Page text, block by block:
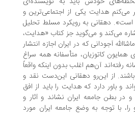
هدایت یکی از اجتماعی‌ترین و
به رویکرد مسلط تحلیل
و می‌گوید جز کتاب «هدایت،
که در ایران اجازه انتشار
کاتوزیان، متأسفانه همه سراغ
آن‌هم اغلب بدون اینکه واقعاً
این‌رو دهقانی این‌دست نقد و
دارد که هدایت را باید از افق
جامعه ایران نشاند و آثار و
به وضع جامعه ایران مورد